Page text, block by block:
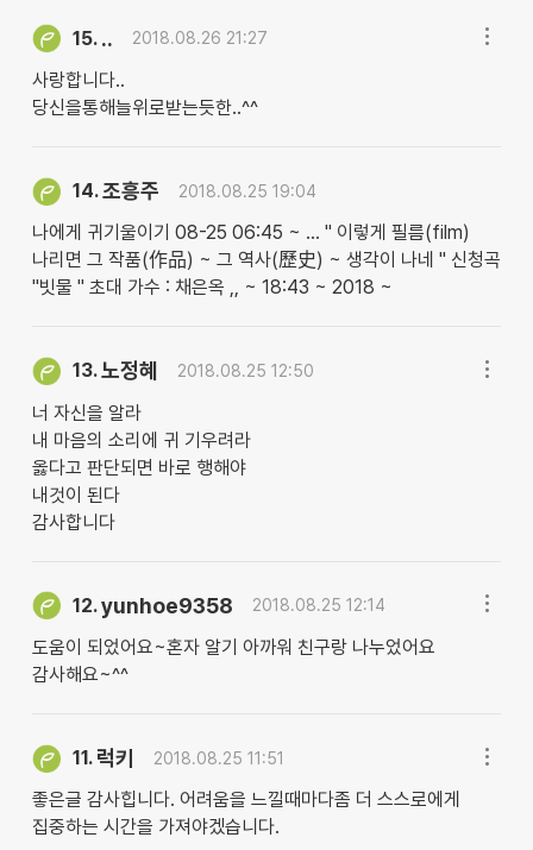
15. .. 2018.08.26 21:27
사랑합니다..
당신을통해늘위로받는듯한..^^
14.조흥주 2018.08.25 19:04
나에게 귀기울이기 08-25 06:45 ~ … " 이렇게 필름(film)
나리면 그 작품(作品) ~ 그 역사(歷史) ~ 생각이 나네 " 신청곡
"빗물 " 초대 가수 : 채은옥 ,, ~ 18:43 ~ 2018 ~
13.노정혜 2018.08.25 12:50
너 자신을 알라
내 마음의 소리에 귀 기우려라
옳다고 판단되면 바로 행해야
내것이 된다
감사합니다
12.yunhoe9358 2018.08.25 12:14
도움이 되었어요~혼자 알기 아까워 친구랑 나누었어요
감사해요~^^
11. 럭키 2018.08.25 11:51
좋은글 감사힙니다. 어려움을 느낄때마다좀 더 스스로에게
집중하는 시간을 가져야겠습니다.